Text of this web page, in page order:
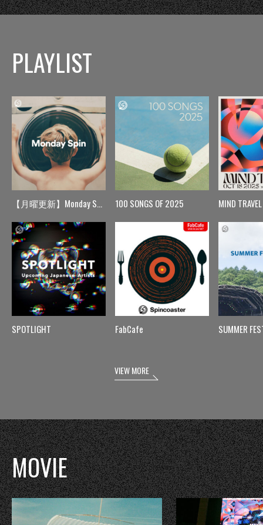
PLAYLIST
【月曜更新】Monday Spin
SPOTLIGHT
100 SONGS OF 2025
FabCafe
MIND TRAVEL
SUMMER
VIEW MORE
MOVIE